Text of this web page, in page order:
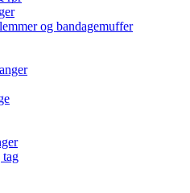
og bandagemuffer
tag